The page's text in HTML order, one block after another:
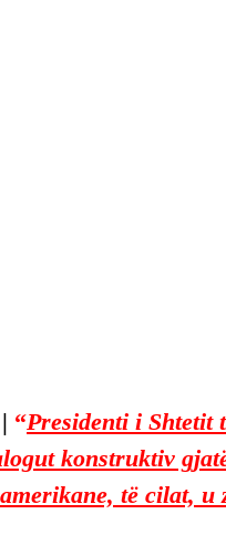
“Presidenti i Shtetit
konstruktiv
të cilat,